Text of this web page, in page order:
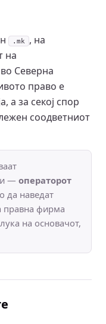
.mk
, на
на
Северна
право е
а за секој спор
соодветниот
— операторот
да наведат
правна фирма
на основачот,